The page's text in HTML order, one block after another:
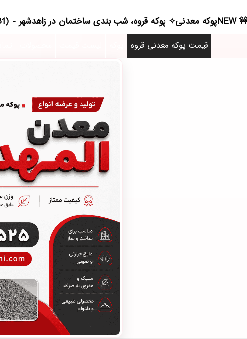
NEWپوکه معدنی✧ پوکه قروه، شب بندی ساختمان در زاهدشهر - (4831)(2026)
قیمت پوکه معدنی قروه